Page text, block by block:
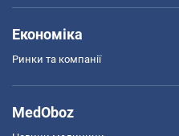
Економіка
Ринки та компанії
MedOboz